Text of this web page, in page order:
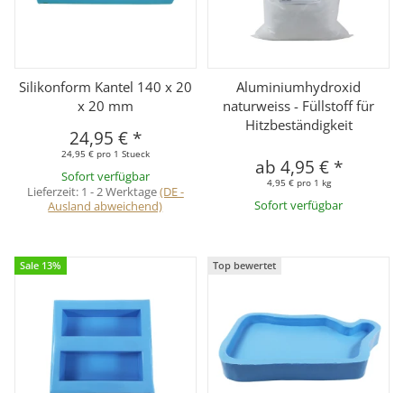
Silikonform Kantel 140 x 20
x 20 mm
24,95 € *
24,95 € pro 1 Stueck
Sofort verfügbar
Lieferzeit: 1 - 2 Werktage(DE -
Ausland abweichend)
Aluminiumhydroxid
naturweiss - Füllstoff für
Hitzbeständigkeit
ab 4,95 € *
4,95 € pro 1 kg
Sofort verfügbar
Sale 13% Top bewertet